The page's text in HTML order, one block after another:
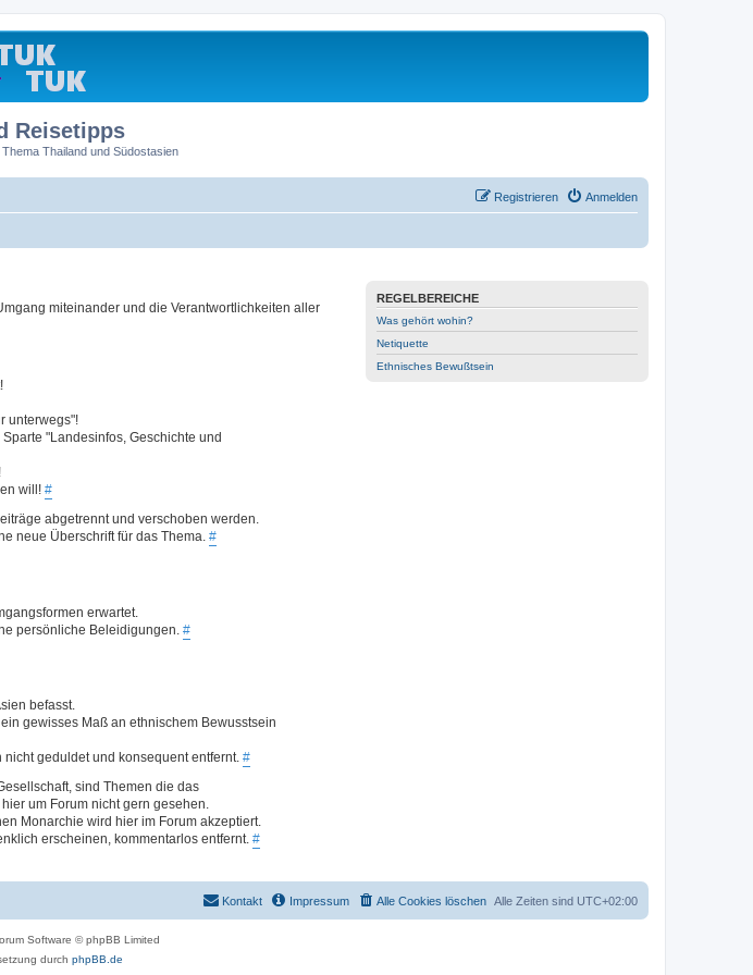
Reisetipps
Thailand und Südostasien
Anmelden
Registrieren
REGELBEREICHE
Was gehört wohin?
Netiquette
Ethnisches Bewußtsein
miteinander und die Verantwortlichkeiten aller
unterwegs"!
"Landesinfos, Geschichte und
will! #
abgetrennt und verschoben werden.
neue Überschrift für das Thema. #
erwartet.
persönliche Beleidigungen. #
befasst.
gewisses Maß an ethnischem Bewusstsein
geduldet und konsequent entfernt. #
sind Themen die das
um Forum nicht gern gesehen.
Monarchie wird hier im Forum akzeptiert.
erscheinen, kommentarlos entfernt. #
Alle Zeiten sind UTC+02:00
Alle Cookies löschen
Impressum
Kontakt
Software © phpBB Limited
durch phpBB.de